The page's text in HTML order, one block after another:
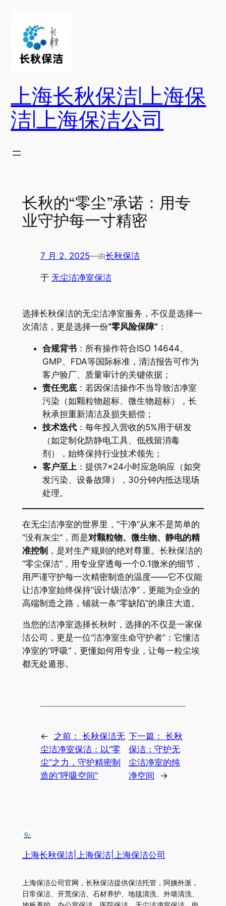
上海长秋保洁|上海保
洁|上海保洁公司
长秋的“零尘”承诺：用专
业守护每一寸精密
7 月 2, 2025—由长秋保洁
于 无尘洁净室保洁
选择长秋保洁的无尘洁净室服务，不仅是选择一
次清洁，更是选择一份​​“零风险保障”​​：
​合规背书​​：所有操作符合ISO 14644、
GMP、FDA等国际标准，清洁报告可作为
客户验厂、质量审计的关键依据；
​责任兜底​​：若因保洁操作不当导致洁净室
污染（如颗粒物超标、微生物超标），长
秋承担重新清洁及损失赔偿；
​技术迭代​​：每年投入营收的5%用于研发
（如定制化防静电工具、低残留消毒
剂），始终保持行业技术领先；
​客户至上​ ​：提供7×24小时应急响应（如突
发污染、设备故障），30分钟内抵达现场
处理。
在无尘洁净室的世界里，“干净”从来不是简单的
“没有灰尘”，而是​​对颗粒物、微生物、静电的精
准控制​ ​，是对生产规则的绝对尊重。长秋保洁的
“零尘保洁”，用专业穿透每一个0.1微米的细节，
用严谨守护每一次精密制造的温度——它不仅能
让洁净室始终保持“设计级洁净”，更能为企业的
高端制造之路，铺就一条“零缺陷”的康庄大道。
当您的洁净室选择长秋时，选择的不仅是一家保
洁公司，更是一位“洁净室生命守护者”：它懂洁
净室的“呼吸”，更懂如何用专业，让每一粒尘埃
都无处遁形。
← 之前： 长秋保洁无
尘洁净室保洁：以“零
尘”之力，守护精密制
造的“呼吸空间”
下一篇： 长秋
保洁：守护无
尘洁净室的纯
净空间
→
上海长秋保洁|上海保洁|上海保洁公司
上海保洁公司官网，长秋保洁提供保洁托管，阿姨外派，
日常保洁、开荒保洁、石材养护、地毯清洗、外墙清洗、